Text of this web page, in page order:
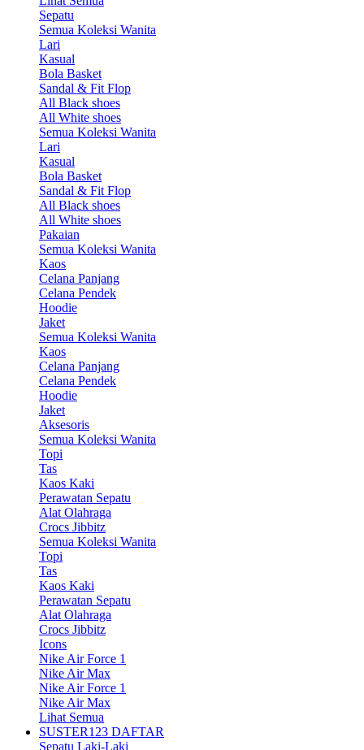
Sepatu
Semua Koleksi Wanita
Lari
Kasual
Bola Basket
Sandal & Fit Flop
All Black shoes
All White shoes
Semua Koleksi Wanita
Lari
Kasual
Bola Basket
Sandal & Fit Flop
All Black shoes
All White shoes
Pakaian
Semua Koleksi Wanita
Kaos
Celana Panjang
Celana Pendek
Hoodie
Jaket
Semua Koleksi Wanita
Kaos
Celana Panjang
Celana Pendek
Hoodie
Jaket
Aksesoris
Semua Koleksi Wanita
Topi
Tas
Kaos Kaki
Perawatan Sepatu
Alat Olahraga
Crocs Jibbitz
Semua Koleksi Wanita
Topi
Tas
Kaos Kaki
Perawatan Sepatu
Alat Olahraga
Crocs Jibbitz
Icons
Nike Air Force 1
Nike Air Max
Nike Air Force 1
Nike Air Max
Lihat Semua
SUSTER123 DAFTAR
Sepatu Laki-Laki